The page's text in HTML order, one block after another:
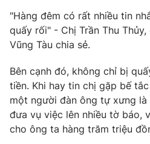
Sản phẩm
Thị trường
Tư vấn
Giao lưu trực tuyến
Lịch phát sóng
Chuyên mục khác
Emagazine
"Hàng đêm có rất nhiều tin
quấy rối" - Chị Trần Thu
Vũng Tàu chia sẻ.
Bên cạnh đó, không chỉ bị
tiền. Khi hay tin chị gặp bế
một người đàn ông tự xưng là
đưa vụ việc lên nhiều tờ báo,
cho ông ta hàng trăm triệu